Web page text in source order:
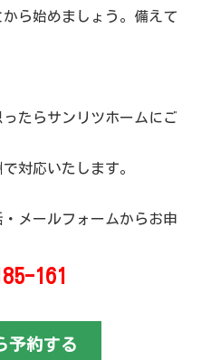
ら始めましょう。備えて
たらサンリツホームにご
対応いたします。
メールフォームからお申
161
予約する